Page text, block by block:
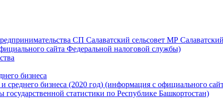
СП Салаватский сельсовет МР
сайта Федеральной налоговой службы)
бизнеса
среднего бизнеса (2020 год) (информация с официального
статистики по Республике Башкортостан)